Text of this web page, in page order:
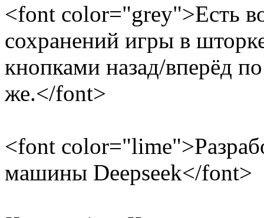
<font color="grey">Есть
сохранений игры в
кнопками назад/вперёд
же.</font>
<font
машины Deepseek</font>